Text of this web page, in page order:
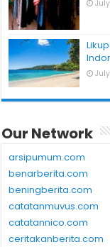
Our Network
arsipumum.com
benarberita.com
beningberita.com
catatanmuvus.com
catatannico.com
ceritakanberita.com